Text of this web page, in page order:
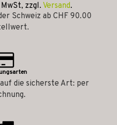
zzgl. Versand.
Schweiz ab CHF 90.00
die sicherste Art: per